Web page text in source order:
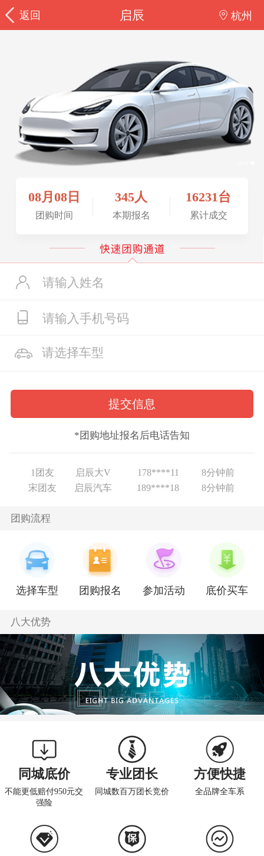
返回 启辰 杭州
08月08日
团购时间
345人
本期报名
16231台
累计成交
*团购地址报名后电话告知
启辰大V 150****33
王团友
启辰D60EV 150****33
4分钟前
1团友
启辰大V 178****11
8分钟前
宋团友
启辰汽车 189****18
8分钟前
王团友
启辰大V 178****11
宋团友
启辰汽车 189****18
8分钟前
启辰T60
团购流程
选择车型 团购报名 参加活动 底价买车
八大优势
同城底价
不能更低赔付950元交
强险
专业团长
同城数百万团长竞价
方便快捷
全品牌全车系